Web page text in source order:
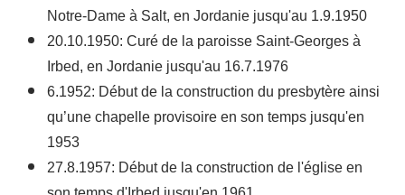
Notre-Dame à Salt, en Jordanie jusqu'au 1.9.1950
20.10.1950: Curé de la paroisse Saint-Georges à
Irbed, en Jordanie jusqu'au 16.7.1976
6.1952: Début de la construction du presbytère ainsi
qu’une chapelle provisoire en son temps jusqu'en
1953
27.8.1957: Début de la construction de l'église en